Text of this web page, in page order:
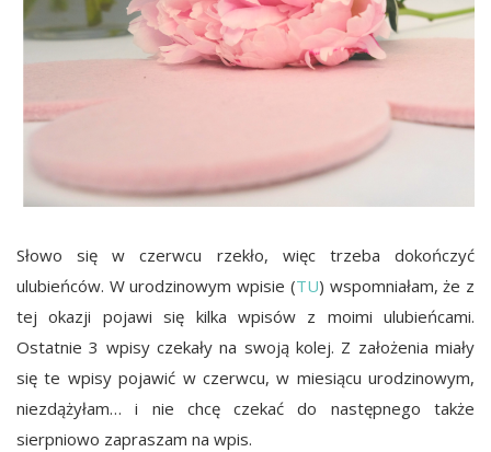
Słowo się w czerwcu rzekło, więc trzeba dokończyć
ulubieńców. W urodzinowym wpisie (TU) wspomniałam, że z
tej okazji pojawi się kilka wpisów z moimi ulubieńcami.
Ostatnie 3 wpisy czekały na swoją kolej. Z założenia miały
się te wpisy pojawić w czerwcu, w miesiącu urodzinowym,
niezdążyłam… i nie chcę czekać do następnego także
sierpniowo zapraszam na wpis.